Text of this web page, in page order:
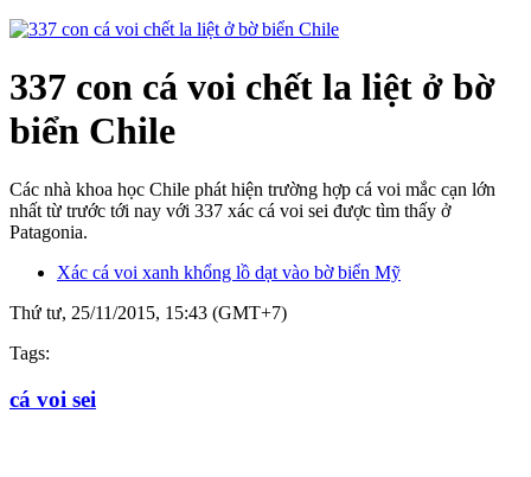
337 con cá voi chết la liệt ở bờ
biển Chile
Các nhà khoa học Chile phát hiện trường hợp cá voi mắc cạn lớn
nhất từ trước tới nay với 337 xác cá voi sei được tìm thấy ở
Patagonia.
Xác cá voi xanh khổng lồ dạt vào bờ biển Mỹ
Thứ tư, 25/11/2015, 15:43 (GMT+7)
Tags:
cá voi sei